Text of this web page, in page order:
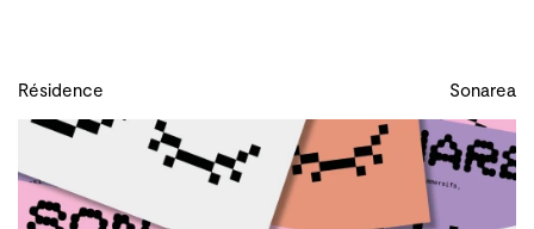
Résidence Sonarea